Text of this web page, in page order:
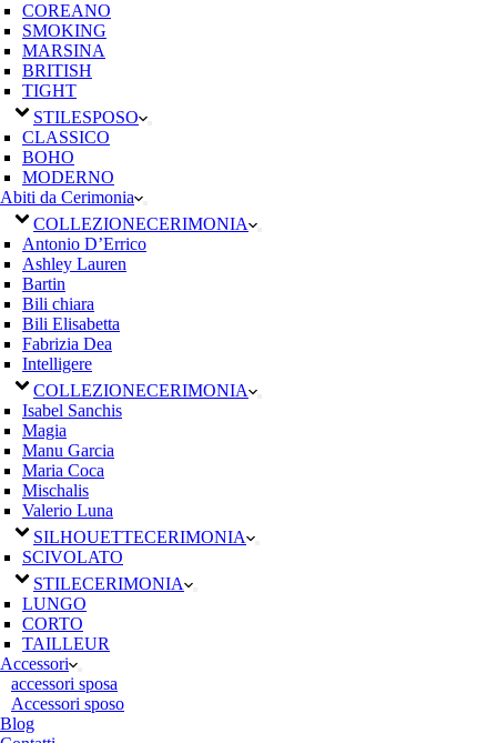
COREANO
SMOKING
MARSINA
BRITISH
TIGHT
STILESPOSO
CLASSICO
BOHO
MODERNO
Abiti da Cerimonia
COLLEZIONECERIMONIA
Antonio D’Errico
Ashley Lauren
Bartin
Bili chiara
Bili Elisabetta
Fabrizia Dea
Intelligere
COLLEZIONECERIMONIA
Isabel Sanchis
Magia
Manu Garcia
Maria Coca
Mischalis
Valerio Luna
SILHOUETTECERIMONIA
SCIVOLATO
STILECERIMONIA
LUNGO
CORTO
TAILLEUR
Accessori
accessori sposa
Accessori sposo
Blog